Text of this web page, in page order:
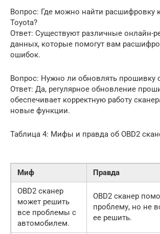
Вопрос: Где можно найти расшифровку
Toyota?
Ответ: Существуют различные онлайн-
данных, которые помогут вам
ошибок.
Вопрос: Нужно ли обновлять прошивку
Ответ: Да, регулярное обновление
обеспечивает корректную работу
новые функции.
Таблица 4: Мифы и правда об OBD2
Миф
Правда
OBD2 сканер
может решить
все проблемы с
автомобилем.
OBD2 сканер
проблему, но не
ее решить.